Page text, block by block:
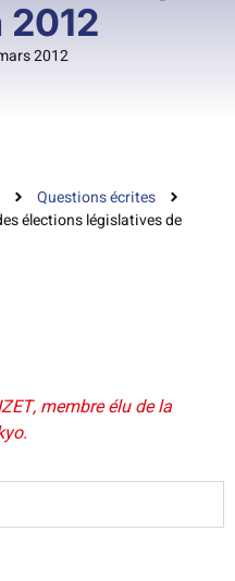
2012
2012
Questions écrites
élections législatives de
membre élu de la